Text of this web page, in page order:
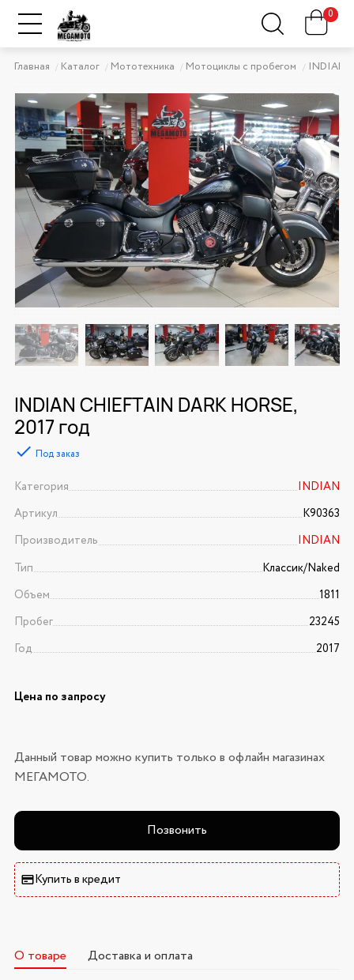
0
Главная Каталог Мототехника Мотоциклы с пробегом INDIAN
INDIAN CHIEFTAIN DARK HORSE,
2017 год
Под заказ
Категория
INDIAN
Артикул
K90363
Производитель
INDIAN
Тип
Классик/Naked
Объем
1811
Пробег
23245
Год
2017
Цена по запросу
Данный товар можно купить только в офлайн магазинах
МЕГАМОТО.
Позвонить
Купить в кредит
О товаре Доставка и оплата